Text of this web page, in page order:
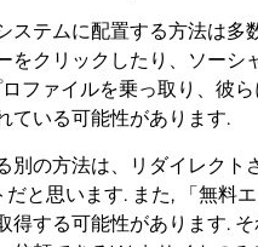
ステムに配置する方法は
をクリックしたり、ソー
ファイルを乗っ取り、彼
ている可能性があります.
別の方法は、リダイレク
と思います. また, 「無料
得する可能性があります.